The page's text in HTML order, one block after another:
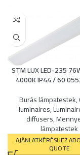
STM LUX LED-235
4000K IP44 / 60
Burás lámpatestek,
luminaires,
diffusers,
lámpatestek
AJÁNLATKÉRÉSHEZ
QUOTE